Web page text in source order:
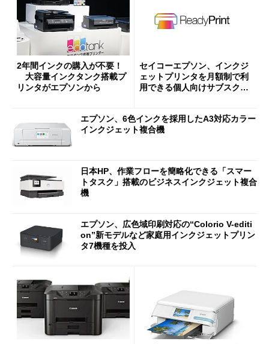
2年間インクの購入が不要！
大容量インクタンク搭載プ
リンタがエプソンから
セイコーエプソン、インクジ
ェットプリンタを月額制で利
用できる個人向けサブスク型
エプソン、6色インクを採用したA3対応カラー
インクジェット複合機
日本HP、作業フローを簡略化できる「スマー
トタスク」搭載のビジネスインクジェット複合
機
エプソン、広色域印刷対応の“Colorio V-editi
on”新モデルなど家庭用インクジェットプリン
タ7機種を投入